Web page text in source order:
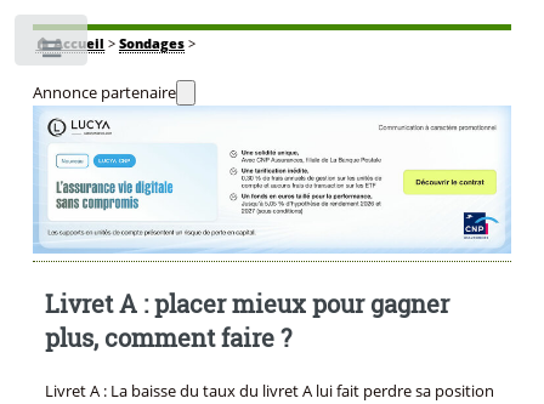
🏠Accueil > Sondages>
Annonce partenaire
Livret A : placer mieux pour gagner
plus, comment faire ?
Livret A : La baisse du taux du livret A lui fait perdre sa position
Toggle